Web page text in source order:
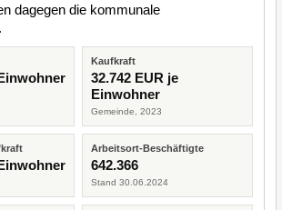
dagegen die kommunale
Kaufkraft
32.742 EUR je
Einwohner
Gemeinde, 2023
Arbeitsort-Beschäftigte
642.366
Stand 30.06.2024